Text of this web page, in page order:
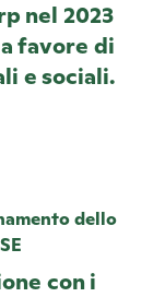
nel 2023
favore di
e sociali.
dello
con i